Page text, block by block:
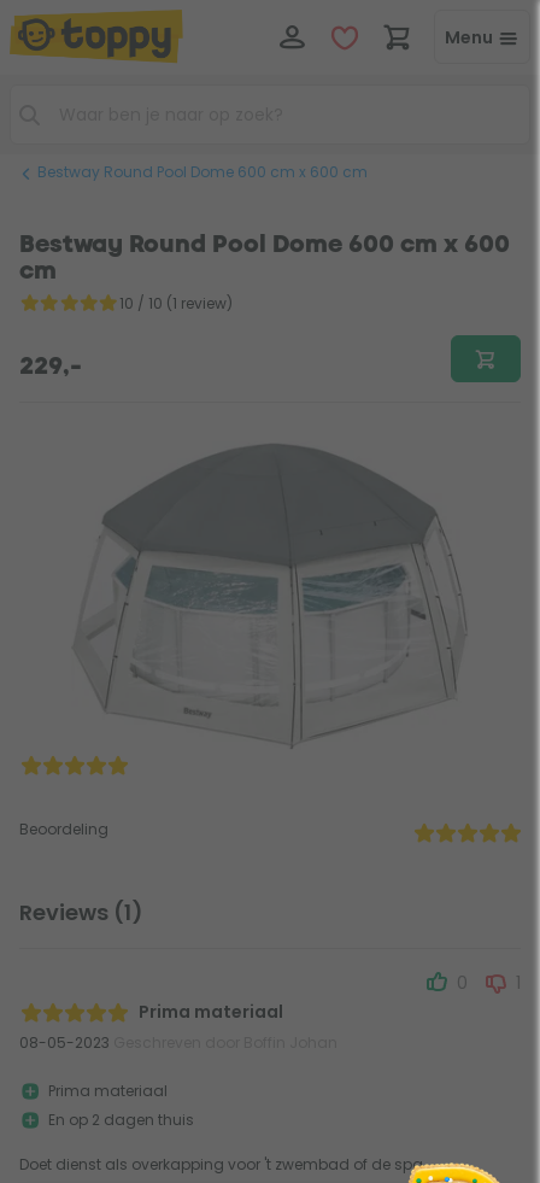
Menu
Bestway Round Pool Dome 600 cm x 600 cm
Bestway Round Pool Dome 600 cm x 600
cm
10 / 10 (1 review)
229,-
Beoordeling
Reviews (1)
Prima materiaal
08-05-2023
0 1
Doet dienst als overkapping voor 't zwembad of de spa
Prima materiaal
En op 2 dagen thuis